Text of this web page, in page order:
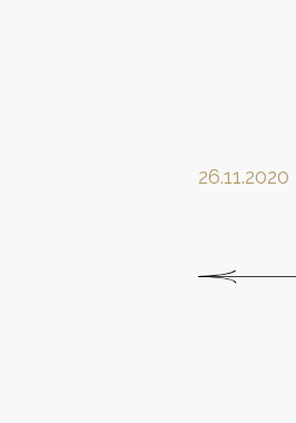
26.11.2020